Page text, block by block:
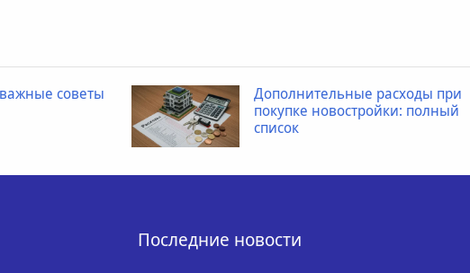
советы
Дополнительные расходы при
покупке новостройки: полный
список
Последние новости